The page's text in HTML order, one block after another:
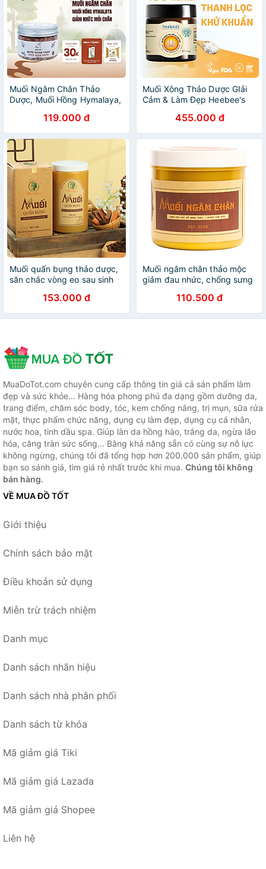
Muối Ngâm Chân Thảo
Dược, Muối Hồng Hymalaya,
Thông Máu,Giúp Ngủ Ngon
119.000 đ
Muối Xông Thảo Dược GIải
Cảm & Làm Đẹp Heebee's
455.000 đ
Muối quấn bụng thảo dược,
săn chắc vòng eo sau sinh
153.000 đ
Muối ngâm chân thảo mộc
giảm đau nhức, chống sưng
thư giãn cơ thể Wonmom
350g
110.500 đ
MuaDoTot.com chuyên cung cấp thông tin giá cả sản phẩm làm
đẹp và sức khỏe... Hàng hóa phong phú đa dạng gồm dưỡng da,
trang điểm, chăm sóc body, tóc, kem chống nắng, trị mụn, sữa rửa
mặt, thực phẩm chức năng, dụng cụ làm đẹp, dụng cụ cá nhân,
nước hoa, tinh dầu spa. Giúp làn da hồng hào, trắng da, ngừa lão
hóa, căng tràn sức sống... Bằng khả năng sẵn có cùng sự nỗ lực
không ngừng, chúng tôi đã tổng hợp hơn 200.000 sản phẩm, giúp
bạn so sánh giá, tìm giá rẻ nhất trước khi mua. Chúng tôi không
bán hàng.
VỀ MUA ĐỒ TỐT
Giới thiệu
Chính sách bảo mật
Điều khoản sử dụng
Miễn trừ trách nhiệm
Danh mục
Danh sách nhãn hiệu
Danh sách nhà phân phối
Danh sách từ khóa
Mã giảm giá Tiki
Mã giảm giá Lazada
Mã giảm giá Shopee
Liên hệ